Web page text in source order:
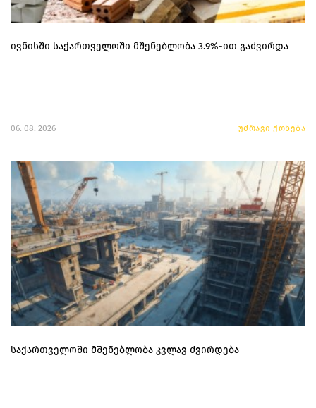
ივნისში საქართველოში მშენებლობა 3.9%-ით გაძვირდა
06. 08. 2026 უძრავი ქონება
საქართველოში მშენებლობა კვლავ ძვირდება